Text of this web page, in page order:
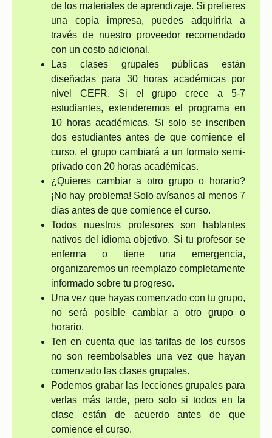
de los materiales de aprendizaje. Si prefieres
una copia impresa, puedes adquirirla a
través de nuestro proveedor recomendado
con un costo adicional.
Las clases grupales públicas están
diseñadas para 30 horas académicas por
nivel CEFR. Si el grupo crece a 5-7
estudiantes, extenderemos el programa en
10 horas académicas. Si solo se inscriben
dos estudiantes antes de que comience el
curso, el grupo cambiará a un formato semi-
privado con 20 horas académicas.
¿Quieres cambiar a otro grupo o horario?
¡No hay problema! Solo avísanos al menos 7
días antes de que comience el curso.
Todos nuestros profesores son hablantes
nativos del idioma objetivo. Si tu profesor se
enferma o tiene una emergencia,
organizaremos un reemplazo completamente
informado sobre tu progreso.
Una vez que hayas comenzado con tu grupo,
no será posible cambiar a otro grupo o
horario.
Ten en cuenta que las tarifas de los cursos
no son reembolsables una vez que hayan
comenzado las clases grupales.
Podemos grabar las lecciones grupales para
verlas más tarde, pero solo si todos en la
clase están de acuerdo antes de que
comience el curso.